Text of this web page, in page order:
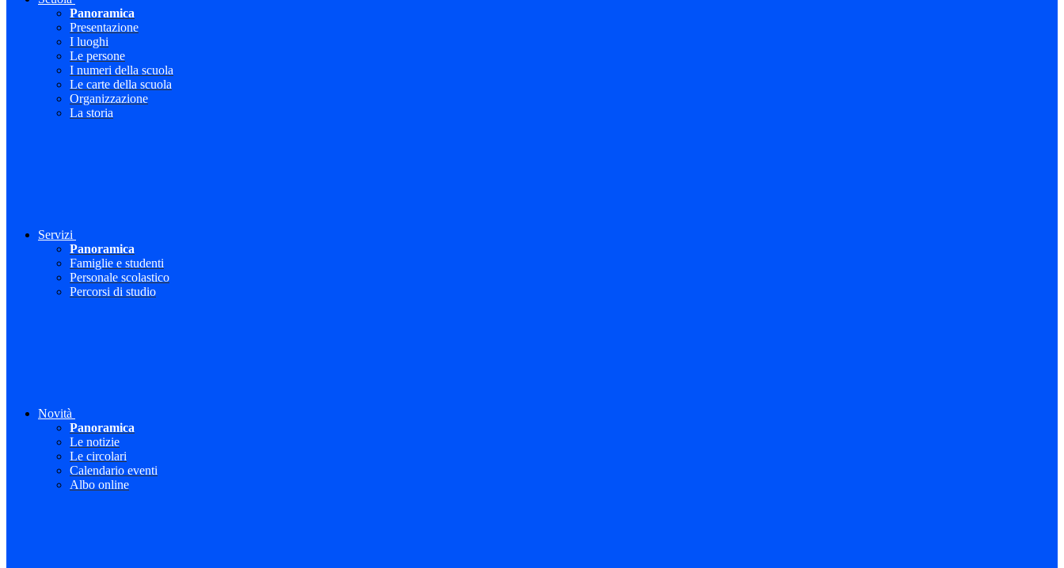
Panoramica
Presentazione
I luoghi
Le persone
I numeri della scuola
Le carte della scuola
Organizzazione
La storia
Servizi
Panoramica
Famiglie e studenti
Personale scolastico
Percorsi di studio
Novità
Panoramica
Le notizie
Le circolari
Calendario eventi
Albo online